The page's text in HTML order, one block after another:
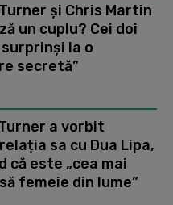
și Chris Martin
un cuplu? Cei doi
la o
secretă”
a vorbit
sa cu Dua Lipa,
că este „cea mai
femeie din lume”